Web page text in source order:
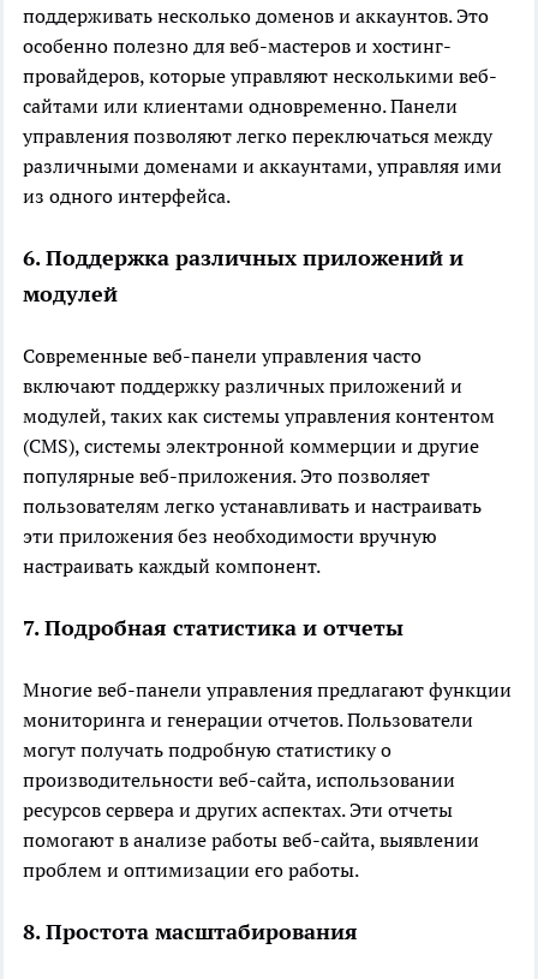
поддерживать несколько доменов и аккаунтов. Это
особенно полезно для веб-мастеров и хостинг-
провайдеров, которые управляют несколькими веб-
сайтами или клиентами одновременно. Панели
управления позволяют легко переключаться между
различными доменами и аккаунтами, управляя ими
из одного интерфейса.
6. Поддержка различных приложений и
модулей
Современные веб-панели управления часто
включают поддержку различных приложений и
модулей, таких как системы управления контентом
(CMS), системы электронной коммерции и другие
популярные веб-приложения. Это позволяет
пользователям легко устанавливать и настраивать
эти приложения без необходимости вручную
настраивать каждый компонент.
7. Подробная статистика и отчеты
Многие веб-панели управления предлагают функции
мониторинга и генерации отчетов. Пользователи
могут получать подробную статистику о
производительности веб-сайта, использовании
ресурсов сервера и других аспектах. Эти отчеты
помогают в анализе работы веб-сайта, выявлении
проблем и оптимизации его работы.
8. Простота масштабирования